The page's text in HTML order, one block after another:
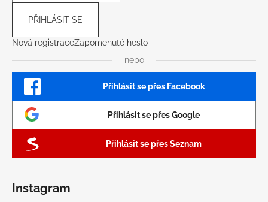
PŘIHLÁSIT SE
Nová registraceZapomenuté heslo
nebo
Přihlásit se přes Facebook
Přihlásit se přes Google
Přihlásit se přes Seznam
Instagram